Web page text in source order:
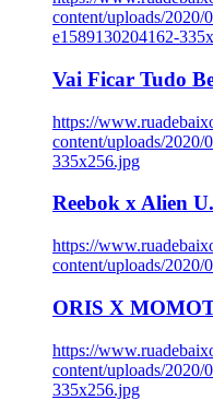
content/uploads/2020/
e1589130204162-
Vai Ficar Tudo
https://
content/uploads/2020/
335x256.jpg
Reebok x Alien
https://
content/uploads/
ORIS X
https://
content/uploads/
335x256.jpg